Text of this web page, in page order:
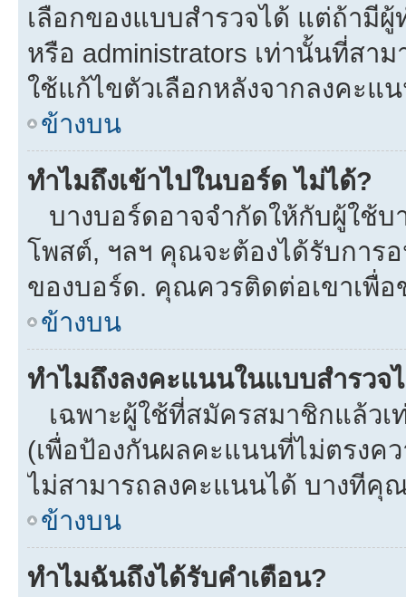
เลือกของแบบสำรวจได้ แต่ถ้ามีผู้
หรือ administrators เท่านั้นที่สา
ใช้แก้ไขตัวเลือกหลังจากลงคะแ
ข้างบน
ทำไมถึงเข้าไปในบอร์ด ไม่ได้?
บางบอร์ดอาจจำกัดให้กับผู้ใช้บ
โพสต์, ฯลฯ คุณจะต้องได้รับการ
ของบอร์ด. คุณควรติดต่อเขาเพื่
ข้างบน
ทำไมถึงลงคะแนนในแบบสำรวจ
เฉพาะผู้ใช้ที่สมัครสมาชิกแล้ว
(เพื่อป้องกันผลคะแนนที่ไม่ตรงค
ไม่สามารถลงคะแนนได้ บางทีคุ
ข้างบน
ทำไมฉันถึงได้รับคำเตือน?